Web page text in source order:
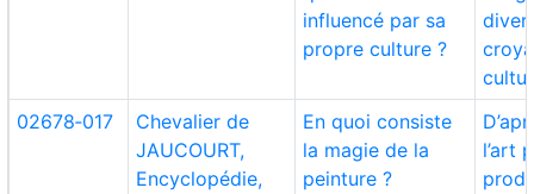
influencé par sa
propre culture ?
02678‑017
Chevalier de
JAUCOURT,
Encyclopédie,
En quoi consiste
la magie de la
peinture ?
l’art